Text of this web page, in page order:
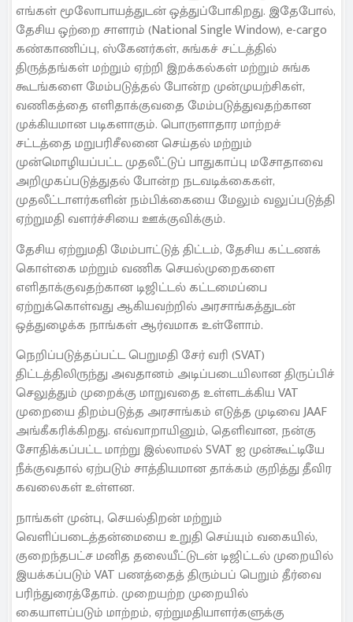
எங்கள் மூலோபாயத்துடன் ஒத்துப்போகிறது. இதேபோல்,
தேசிய ஒற்றை சாளரம் (National Single Window), e-cargo
கண்காணிப்பு, ஸ்கேனர்கள், சுங்கச் சட்டத்தில்
திருத்தங்கள் மற்றும் ஏற்றி இறக்கல்கள் மற்றும் சுங்க
கூடங்களை மேம்படுத்தல் போன்ற முன்முயற்சிகள்,
வணிகத்தை எளிதாக்குவதை மேம்படுத்துவதற்கான
முக்கியமான படிகளாகும். பொருளாதார மாற்றச்
சட்டத்தை மறுபரிசீலனை செய்தல் மற்றும்
முன்மொழியப்பட்ட முதலீட்டுப் பாதுகாப்பு மசோதாவை
அறிமுகப்படுத்துதல் போன்ற நடவடிக்கைகள்,
முதலீட்டாளர்களின் நம்பிக்கையை மேலும் வலுப்படுத்தி
ஏற்றுமதி வளர்ச்சியை ஊக்குவிக்கும்.
தேசிய ஏற்றுமதி மேம்பாட்டுத் திட்டம், தேசிய கட்டணக்
கொள்கை மற்றும் வணிக செயல்முறைகளை
எளிதாக்குவதற்கான டிஜிட்டல் கட்டமைப்பை
ஏற்றுக்கொள்வது ஆகியவற்றில் அரசாங்கத்துடன்
ஒத்துழைக்க நாங்கள் ஆர்வமாக உள்ளோம்.
நெறிப்படுத்தப்பட்ட பெறுமதி சேர் வரி (SVAT)
திட்டத்திலிருந்து அவதானம் அடிப்படையிலான திருப்பிச்
செலுத்தும் முறைக்கு மாறுவதை உள்ளடக்கிய VAT
முறையை திறம்படுத்த அரசாங்கம் எடுத்த முடிவை JAAF
அங்கீகரிக்கிறது. எவ்வாறாயினும், தெளிவான, நன்கு
சோதிக்கப்பட்ட மாற்று இல்லாமல் SVAT ஐ முன்கூட்டியே
நீக்குவதால் ஏற்படும் சாத்தியமான தாக்கம் குறித்து தீவிர
கவலைகள் உள்ளன.
நாங்கள் முன்பு, செயல்திறன் மற்றும்
வெளிப்படைத்தன்மையை உறுதி செய்யும் வகையில்,
குறைந்தபட்ச மனித தலையீட்டுடன் டிஜிட்டல் முறையில்
இயக்கப்படும் VAT பணத்தைத் திரும்பப் பெறும் தீர்வை
பரிந்துரைத்தோம். முறையற்ற முறையில்
கையாளப்படும் மாற்றம், ஏற்றுமதியாளர்களுக்கு